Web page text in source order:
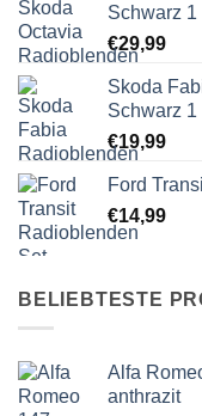
Schwarz 1
€29,99
Skoda
Schwarz 1
€19,99
Ford
€14,99
BELIEBTESTE
Alfa
anthrazit